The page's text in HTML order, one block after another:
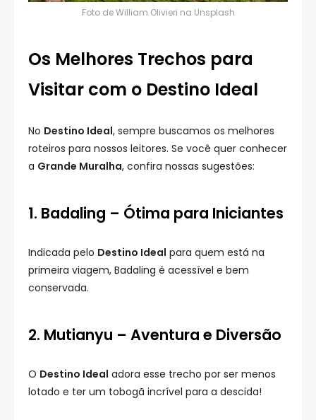
Foto deWilliam Olivieri na Unsplash
Os Melhores Trechos para
Visitar com o Destino Ideal
No Destino Ideal, sempre buscamos os melhores
roteiros para nossos leitores. Se você quer conhecer
a Grande Muralha, confira nossas sugestões:
1. Badaling – Ótima para Iniciantes
Indicada pelo Destino Ideal para quem está na
primeira viagem, Badaling é acessível e bem
conservada.
2. Mutianyu – Aventura e Diversão
O Destino Ideal adora esse trecho por ser menos
lotado e ter um tobogã incrível para a descida!